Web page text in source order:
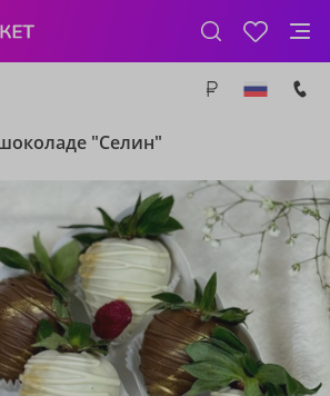
"Селин"